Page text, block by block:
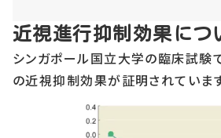
近視進行抑制効果につ
シンガポール国立大学の臨床試験
の近視抑制効果が証明されています